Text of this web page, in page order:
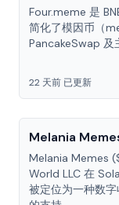
Four.meme 是
简化了模因币（
PancakeSwap 及
22 天前 已更新
Melania
Melania Memes
World LLC 在
被定位为一种数